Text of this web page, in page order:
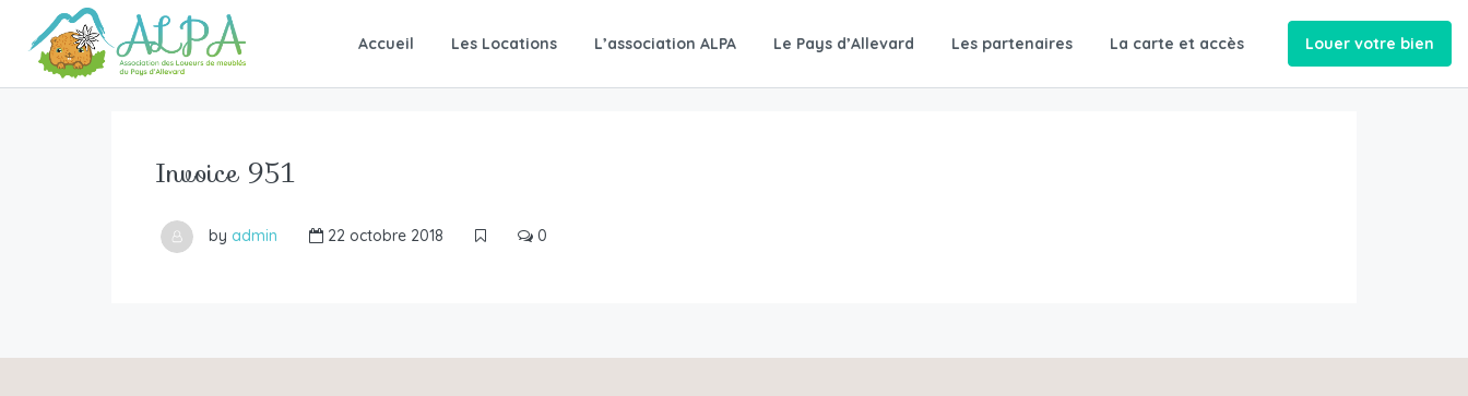
Accueil Les Locations L’association ALPA Le Pays d’Allevard Les partenaires La carte et accès Louer votre bien
Invoice 951
by admin 22 octobre 2018 0